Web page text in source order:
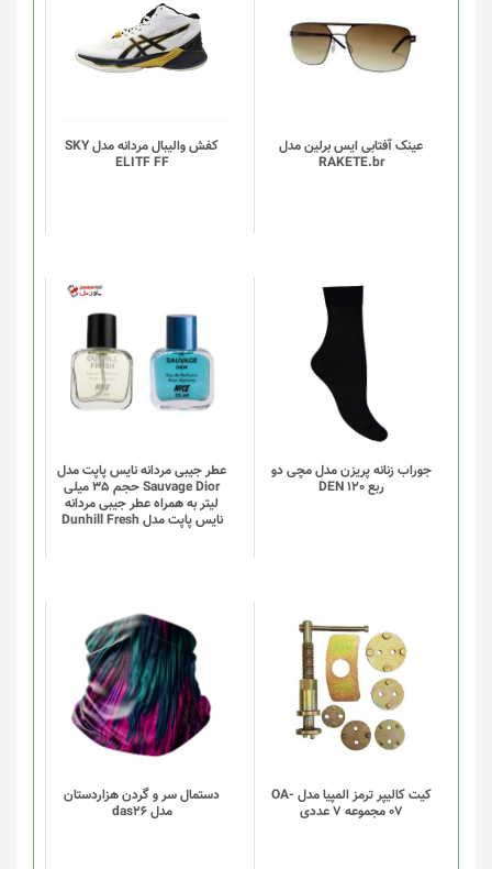
عینک آفتابی ایس برلین مدل
RAKETE.br
کفش والیبال مردانه مدل SKY
ELITF FF
دارای
انواع
مختلفی
گزینه
ها
محصول
انتخاب
جوراب زنانه پریزن مدل مچی دو
ربع DEN 120
این
محصول
دارای
انواع
مختلفی
می
گزینه
ها
انتخاب
شوند
عطر جیبی مردانه نایس پاپت مدل
Sauvage Dior حجم 35 میلی
لیتر به همراه عطر جیبی مردانه
نایس پاپت مدل Dunhill Fresh
کیت کالیپر ترمز المپیا مدل OA-
07 مجموعه 7 عددی
دستمال سر و گردن هزاردستان
مدل das26
این
محصول
دارای
انواع
مختلفی
می
گزینه
ها